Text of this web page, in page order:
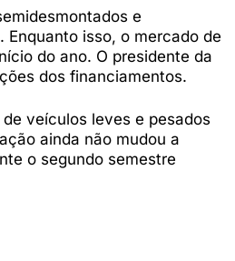
e
isso, o mercado de
do ano. O presidente da
dos financiamentos.
veículos leves e pesados
ainda não mudou a
o segundo semestre